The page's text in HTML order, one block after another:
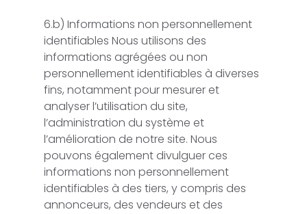
6.b) Informations non personnellement
identifiables Nous utilisons des
informations agrégées ou non
personnellement identifiables à diverses
fins, notamment pour mesurer et
analyser l’utilisation du site,
l’administration du système et
l’amélioration de notre site. Nous
pouvons également divulguer ces
informations non personnellement
identifiables à des tiers, y compris des
annonceurs, des vendeurs et des